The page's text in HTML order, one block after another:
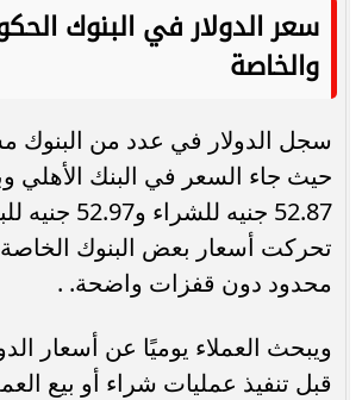
سعر الدولار في البنوك
والخاصة
سجل الدولار في عدد من البنوك
حيث جاء السعر في البنك
52.87 جنيه للشراء
تحركت أسعار بعض البنوك
محدود دون قفزات واضحة. .
ويبحث العملاء يوميًا عن أسعار
قبل تنفيذ عمليات شراء أو بيع